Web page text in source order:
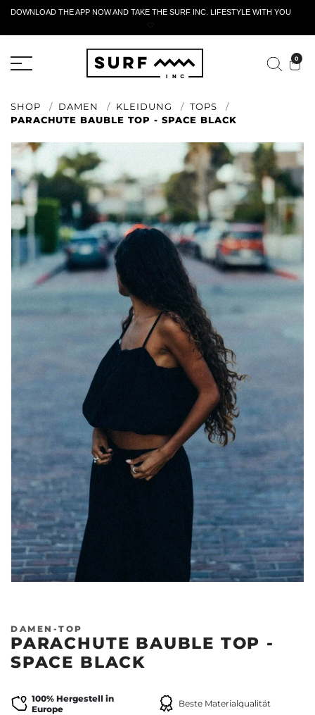
DOWNLOAD THE APP NOW AND TAKE THE SURF INC. LIFESTYLE WITH YOU
🤍
0
SHOP DAMEN KLEIDUNG
TOPS
PARACHUTE BAUBLE TOP - SPACE BLACK
DAMEN-TOP
PARACHUTE BAUBLE TOP -
SPACE BLACK
100% Hergestell in
Europe
Beste Materialqualität
AKTIVES RÜCKGABEFORMULAR